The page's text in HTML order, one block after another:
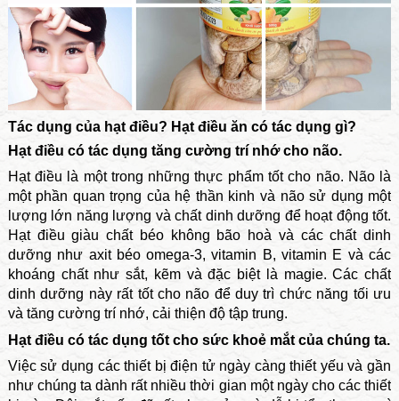
Tác dụng của hạt điều? Hạt điều ăn có tác dụng gì?
Hạt điều có tác dụng tăng cường trí nhớ cho não.
Hạt điều là một trong những thực phẩm tốt cho não. Não là
một phần quan trọng của hệ thần kinh và não sử dụng một
lượng lớn năng lượng và chất dinh dưỡng để hoạt động tốt.
Hạt điều giàu chất béo không bão hoà và các chất dinh
dưỡng như axit béo omega-3, vitamin B, vitamin E và các
khoáng chất như sắt, kẽm và đặc biệt là magie. Các chất
dinh dưỡng này rất tốt cho não để duy trì chức năng tối ưu
và tăng cường trí nhớ, cải thiện độ tập trung.
Hạt điều có tác dụng tốt cho sức khoẻ mắt của chúng ta.
Việc sử dụng các thiết bị điện tử ngày càng thiết yếu và gần
như chúng ta dành rất nhiều thời gian một ngày cho các thiết